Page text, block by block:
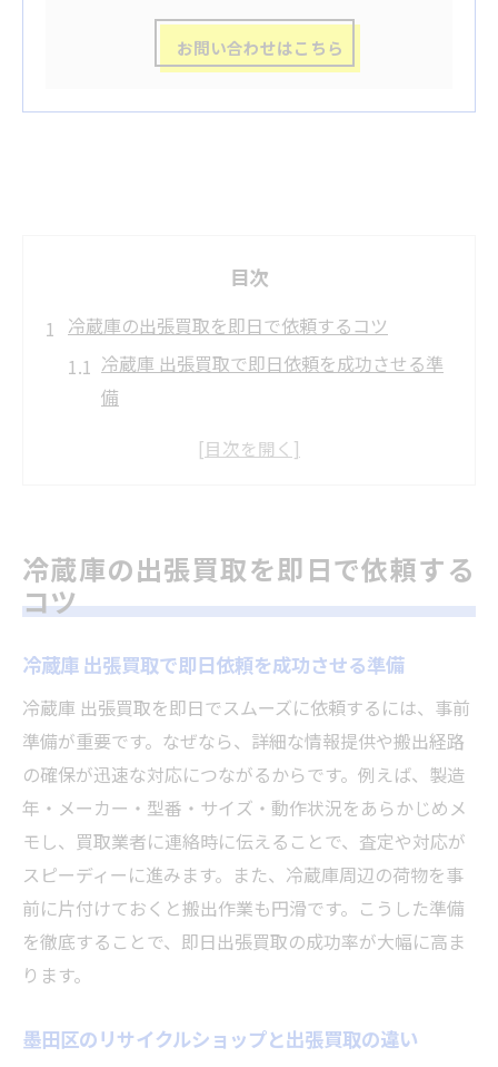
お問い合わせはこちら
目次
冷蔵庫の出張買取を即日で依頼するコツ
冷蔵庫 出張買取で即日依頼を成功させる準
備
墨田区のリサイクルショップと出張買取の
出張買取が即日対応できる条件の見極め方
冷蔵庫 出張買取で損しないための注意点
リサイクルショップおすすめ活用法と買取
墨田区で冷蔵庫を手早く現金化する方法
冷蔵庫 出張買取を使った即日現金化の手順
墨田区のリサイクルショップ買取との違い
査定前に冷蔵庫を高く売るためのコツ
冷蔵庫 出張買取で即日現金化が叶う業者選
び
不要な冷蔵庫を効率良く現金化する準備方
較
冷蔵庫の出張買取を即日で依頼する
コツ
冷蔵庫 出張買取で即日依頼を成功させる準備
冷蔵庫 出張買取を即日でスムーズに依頼するには、事前
準備が重要です。なぜなら、詳細な情報提供や搬出経路
の確保が迅速な対応につながるからです。例えば、製造
年・メーカー・型番・サイズ・動作状況をあらかじめメ
モし、買取業者に連絡時に伝えることで、査定や対応が
スピーディーに進みます。また、冷蔵庫周辺の荷物を事
前に片付けておくと搬出作業も円滑です。こうした準備
を徹底することで、即日出張買取の成功率が大幅に高ま
ります。
墨田区のリサイクルショップと出張買取の違い